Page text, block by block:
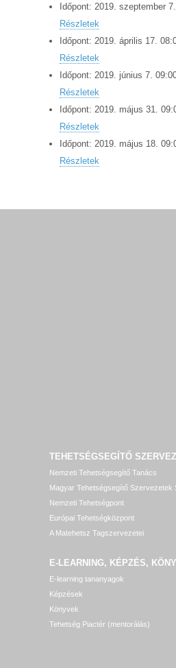
Időpont: 2019. szeptember 7
Részletek
Időpont: 2019. április 17
Részletek
Időpont: 2019. június 7
Részletek
Időpont: 2019. május 31
Részletek
Időpont: 2019. május 18
Részletek
TEHETSÉGSEGÍTŐ
Nemzeti Tehetségsegítő Tanács
Magyar Tehetségsegítő Szervezetek
Nemzeti Tehetségpont
Európai Tehetségközpont
A Matehetsz Tagszervezetei
E-LEARNING, KÉPZÉS,
E-learning tananyagok
Képzések
Könyvek
Tehetség Piactér (mentorálás)